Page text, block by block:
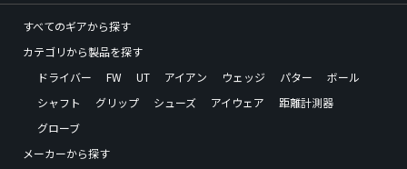
すべてのギアから探す
カテゴリから製品を探す
ドライバー
FW UT アイアン ウェッジ パター
ボール
シャフト
グリップ シューズ アイウェア
距離計測器
グローブ
メーカーから探す